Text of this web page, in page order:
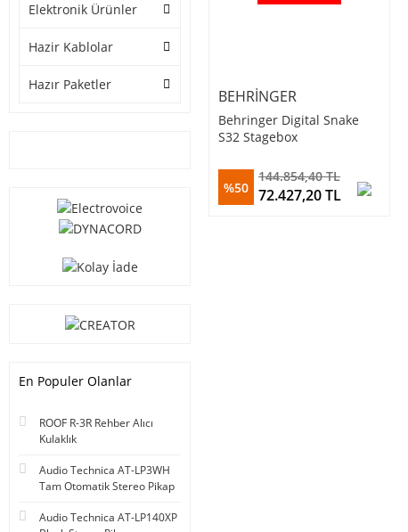
Elektronik Ürünler
Hazir Kablolar
Hazır Paketler
En Populer Olanlar
ROOF R-3R Rehber Alıcı
Kulaklık
Audio Technica AT-LP3WH
Tam Otomatik Stereo Pikap
Audio Technica AT-LP140XP
BEHRINGER
Behringer Digital Snake
S32 Stagebox
%50
144.854,40 TL
72.427,20 TL